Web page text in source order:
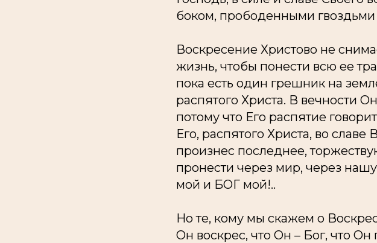
боком, прободенными гвоздьми
Воскресение Христово не
жизнь, чтобы понести всю ее
пока есть один грешник на
распятого Христа. В вечности
потому что Его распятие
Его, распятого Христа, во
произнес последнее,
пронести через мир, через
мой и БОГ мой!..
Но те, кому мы скажем о
Он воскрес, что Он – Бог, что Он